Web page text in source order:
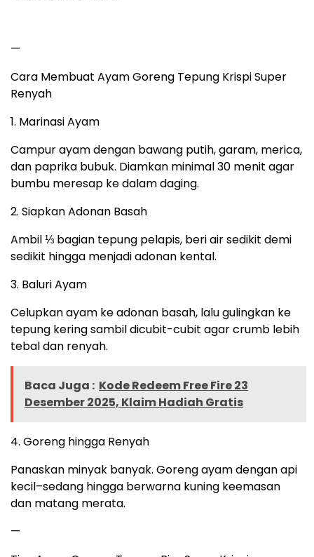
—
Cara Membuat Ayam Goreng Tepung Krispi Super
Renyah
1. Marinasi Ayam
Campur ayam dengan bawang putih, garam, merica,
dan paprika bubuk. Diamkan minimal 30 menit agar
bumbu meresap ke dalam daging.
2. Siapkan Adonan Basah
Ambil ⅓ bagian tepung pelapis, beri air sedikit demi
sedikit hingga menjadi adonan kental.
3. Baluri Ayam
Celupkan ayam ke adonan basah, lalu gulingkan ke
tepung kering sambil dicubit-cubit agar crumb lebih
tebal dan renyah.
Baca Juga : Kode Redeem Free Fire 23
Desember 2025, Klaim Hadiah Gratis
4. Goreng hingga Renyah
Panaskan minyak banyak. Goreng ayam dengan api
kecil–sedang hingga berwarna kuning keemasan
dan matang merata.
—